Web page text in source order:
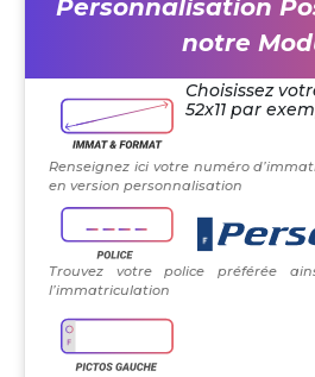
Personnalisation
notre
Choisissez
52x11 par
Renseignez ici votre numéro
en version personnalisation
Trouvez votre police préférée
l’immatriculation